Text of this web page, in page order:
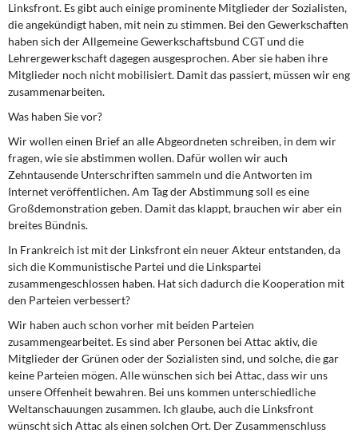
Linksfront. Es gibt auch einige prominente Mitglieder der Sozialisten,
die angekündigt haben, mit nein zu stimmen. Bei den Gewerkschaften
haben sich der Allgemeine Gewerkschaftsbund CGT und die
Lehrergewerkschaft dagegen ausgesprochen. Aber sie haben ihre
Mitglieder noch nicht mobilisiert. Damit das passiert, müssen wir eng
zusammenarbeiten.
Was haben Sie vor?
Wir wollen einen Brief an alle Abgeordneten schreiben, in dem wir
fragen, wie sie abstimmen wollen. Dafür wollen wir auch
Zehntausende Unterschriften sammeln und die Antworten im
Internet veröffentlichen. Am Tag der Abstimmung soll es eine
Großdemonstration geben. Damit das klappt, brauchen wir aber ein
breites Bündnis.
In Frankreich ist mit der Linksfront ein neuer Akteur entstanden, da
sich die Kommunistische Partei und die Linkspartei
zusammengeschlossen haben. Hat sich dadurch die Kooperation mit
den Parteien verbessert?
Wir haben auch schon vorher mit beiden Parteien
zusammengearbeitet. Es sind aber Personen bei Attac aktiv, die
Mitglieder der Grünen oder der Sozialisten sind, und solche, die gar
keine Parteien mögen. Alle wünschen sich bei Attac, dass wir uns
unsere Offenheit bewahren. Bei uns kommen unterschiedliche
Weltanschauungen zusammen. Ich glaube, auch die Linksfront
wünscht sich Attac als einen solchen Ort. Der Zusammenschluss